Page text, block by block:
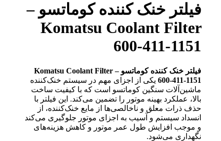
فیلتر خنک کننده کوماتسو –
Komatsu Coolant Filter
600-411-1151
فیلتر خنک کننده کوماتسو – Komatsu Coolant Filter
600-411-1151 یکی از اجزای مهم در سیستم خنک‌کننده
ماشین‌آلات سنگین کوماتسو است که با کیفیت ساخت
بالا، عملکرد بهینه موتور را تضمین می‌کند. این فیلتر با
حذف ذرات معلق و ناخالصی‌ها از مایع خنک‌کننده، از
انسداد سیستم و آسیب به اجزای موتور جلوگیری می‌کند
و موجب افزایش طول عمر موتور و کاهش هزینه‌های
نگهداری می‌شود.